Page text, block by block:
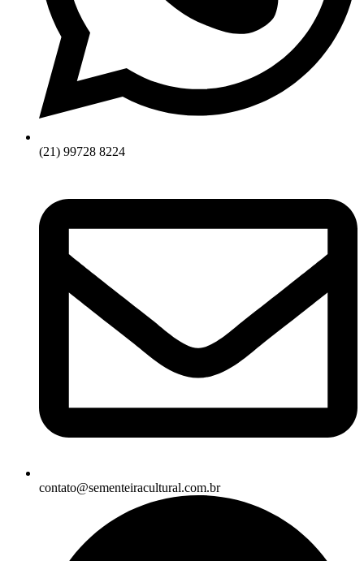
(21) 99728 8224
contato@sementeiracultural.com.br